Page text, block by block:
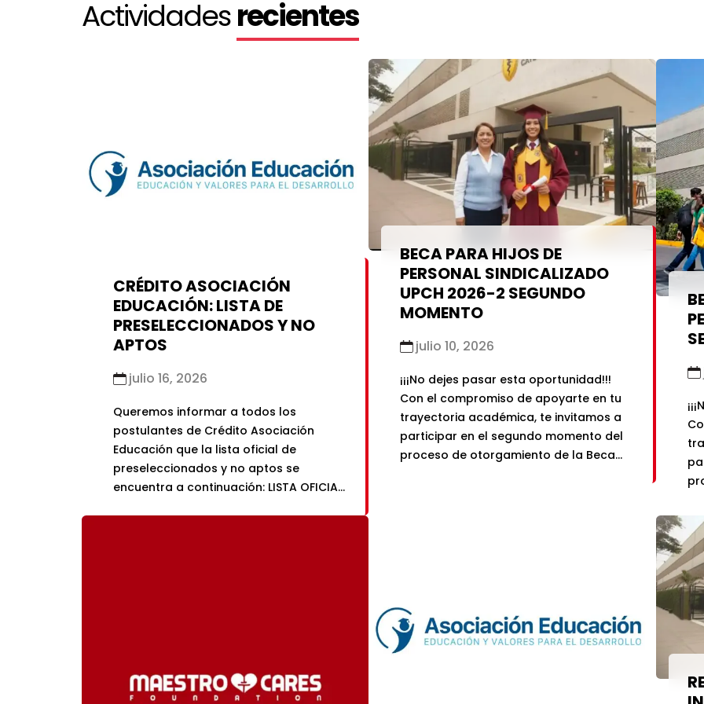
PRONABEC Créditos Educativos
•
•
CAFED Becas
•
Fundación Suyana Becas
•
•
•
•
Asociación de Educación
•
•
Actividadesrecientes
CRÉDITO ASOCIACIÓN
EDUCACIÓN: LISTA DE
PRESELECCIONADOS Y NO
APTOS
julio 16, 2026
Queremos informar a todos los
postulantes de Crédito Asociación
Educación que la lista oficial de
preseleccionados y no aptos se
encuentra a continuación: LISTA OFICIAL
BECA PARA HIJOS DE
PERSONAL SINDICALIZADO
UPCH 2026-2 SEGUNDO
MOMENTO
julio 10, 2026
¡¡¡No dejes pasar esta oportunidad!!!
Con el compromiso de apoyarte en tu
trayectoria académica, te invitamos a
participar en el segundo momento del
proceso de otorgamiento de la Beca